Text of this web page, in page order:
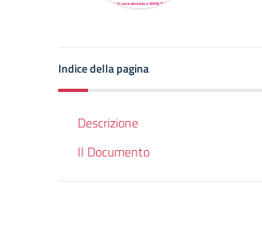
Indice della pagina
Descrizione
Il Documento